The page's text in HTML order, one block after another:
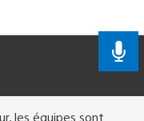
les équipes sont